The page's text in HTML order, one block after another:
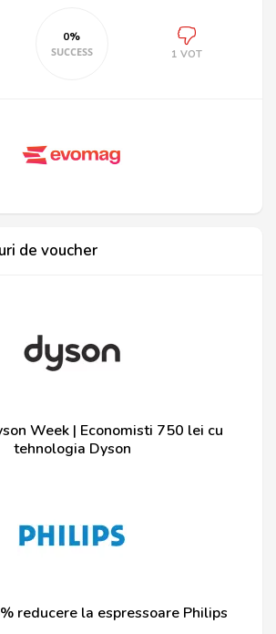
0%
SUCCESS 1 VOT
de voucher
Week | Economisti 750 lei cu
tehnologia Dyson
reducere la espressoare Philips